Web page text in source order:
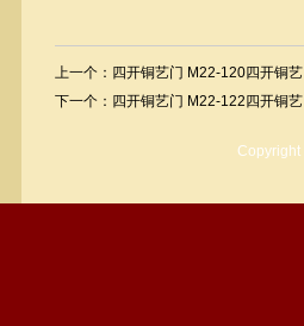
上一个： 四开铜艺门 M22-120四开铜
下一个： 四开铜艺门 M22-122四开铜
Copyright